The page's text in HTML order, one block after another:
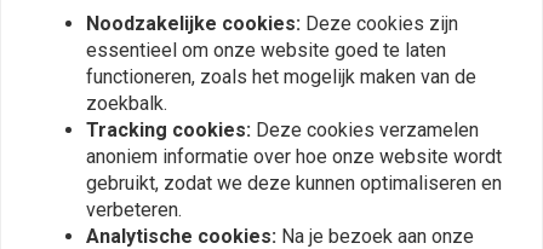
Noodzakelijke cookies: Deze cookies zijn
essentieel om onze website goed te laten
functioneren, zoals het mogelijk maken van de
zoekbalk.
Tracking cookies: Deze cookies verzamelen
anoniem informatie over hoe onze website wordt
gebruikt, zodat we deze kunnen optimaliseren en
verbeteren.
Analytische cookies: Na je bezoek aan onze